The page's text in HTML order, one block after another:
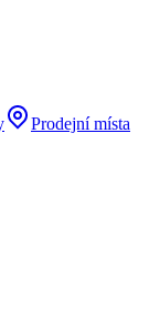
Prodejní místa